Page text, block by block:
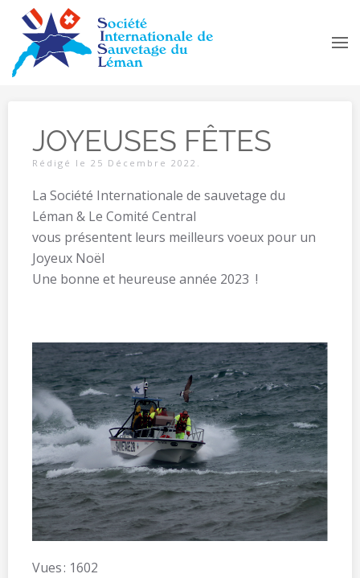
Accéder au contenu principal
JOYEUSES FÊTES
Rédigé le 25 Décembre 2022 .
La Société Internationale de sauvetage du
Léman & Le Comité Central
vous présentent leurs meilleurs voeux pour un
Joyeux Noël
Une bonne et heureuse année 2023 !
Vues : 1602